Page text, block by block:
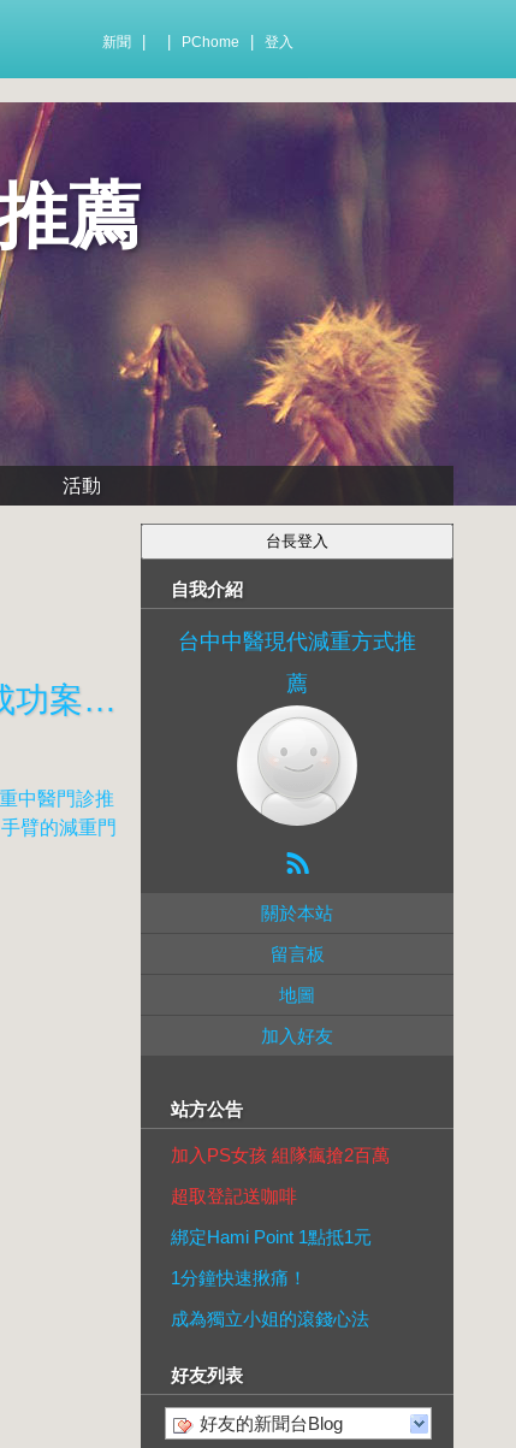
新聞 PChome 登入
薦
活動
霧峰針灸埋針評價好減肥門診 烏日可以加強局部消脂的最多減重減肥成功案例 快速瘦腰技巧 讓你快速擁有小蠻腰85802
中醫門診推
臂的減重門
自我介紹
台中中醫現代減重方式推
薦
關於本站
留言板
地圖
加入好友
站方公告
加入PS女孩 組隊瘋搶2百萬
超取登記送咖啡
綁定Hami Point 1點抵1元
1分鐘快速揪痛！
成為獨立小姐的滾錢心法
好友列表
好友的新聞台Blog